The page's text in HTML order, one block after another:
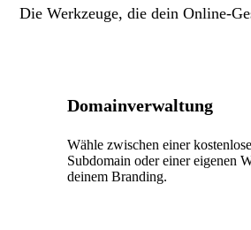
Die Werkzeuge, die dein Online-
Domainverwaltung
Wähle zwischen einer
Subdomain oder einer eigenen
deinem Branding.